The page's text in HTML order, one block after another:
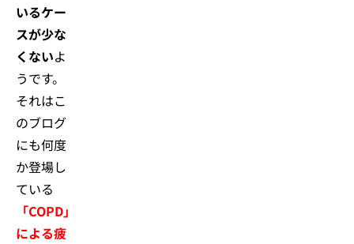
いるケー
スが少な
くないよ
うです。
それはこ
のブログ
にも何度
か登場し
ている
「COPD」
による疲